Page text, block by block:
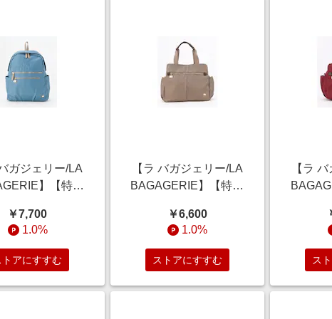
ガジェリー/LA
】【特別
サック
￥7,700
1.0%
トアにすすむ
【ラ バガジェリー/LA
BAGAGERIE】【特別
ッグ
￥6,600
1.0%
ストアにすすむ
【ラ
ス